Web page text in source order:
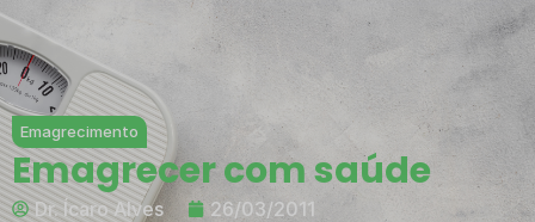
Emagrecimento
Emagrecer com saúde
Dr. Ícaro Alves
26/03/2011